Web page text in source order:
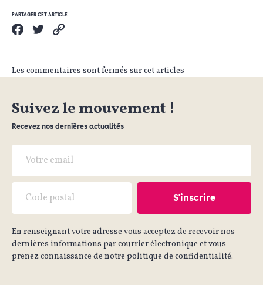
PARTAGER CET ARTICLE
Les commentaires sont fermés sur cet articles
Suivez le mouvement !
Recevez nos dernières actualités
En renseignant votre adresse vous acceptez de recevoir nos
dernières informations par courrier électronique et vous
prenez connaissance de notre politique de confidentialité.